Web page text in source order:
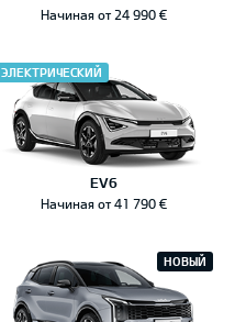
Начиная от 24 990 €
EV6
ЭЛЕКТРИЧЕСКИЙ
Начиная от 41 790 €
НОВЫЙ